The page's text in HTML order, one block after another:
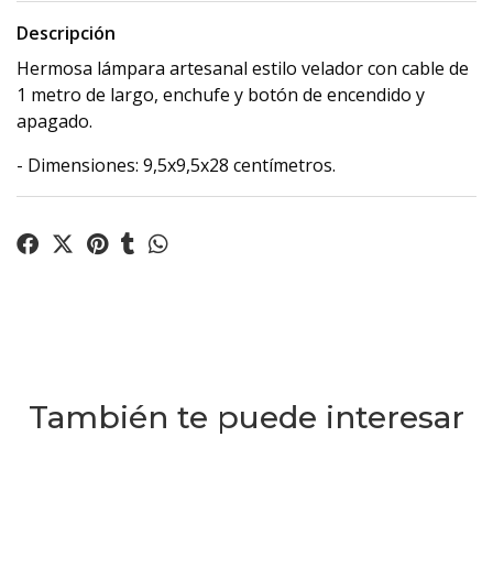
Descripción
Hermosa lámpara artesanal estilo velador con cable de
1 metro de largo, enchufe y botón de encendido y
apagado.
- Dimensiones: 9,5x9,5x28 centímetros.
También te puede interesar